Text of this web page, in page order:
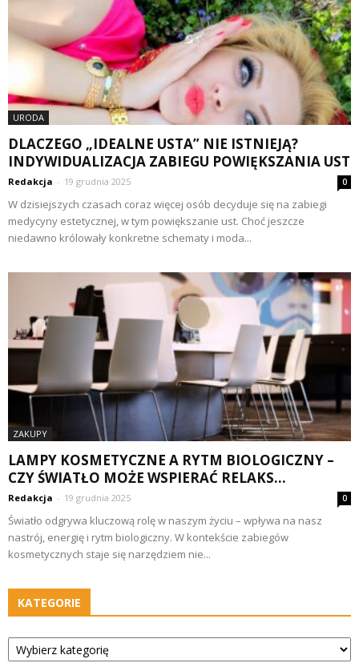
URODA
DLACZEGO „IDEALNE USTA” NIE ISTNIEJĄ?
INDYWIDUALIZACJA ZABIEGU POWIĘKSZANIA UST
Redakcja - 19 grudnia 2025 0
W dzisiejszych czasach coraz więcej osób decyduje się na zabiegi
medycyny estetycznej, w tym powiększanie ust. Choć jeszcze
niedawno królowały konkretne schematy i moda...
ZAKUPY
LAMPY KOSMETYCZNE A RYTM BIOLOGICZNY –
CZY ŚWIATŁO MOŻE WSPIERAĆ RELAKS...
Redakcja - 19 grudnia 2025 0
Światło odgrywa kluczową rolę w naszym życiu – wpływa na nasz
nastrój, energię i rytm biologiczny. W kontekście zabiegów
kosmetycznych staje się narzędziem nie...
KATEGORIE
Kategorie